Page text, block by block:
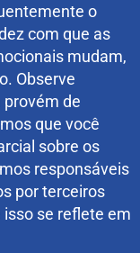
o
com que as
mudam,
Observe
de
que você
sobre os
responsáveis
por terceiros
se reflete em